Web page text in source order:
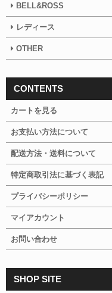
BELL&ROSS
レディース
OTHER
CONTENTS
カートを見る
お支払い方法について
配送方法・送料について
特定商取引法に基づく表記
プライバシーポリシー
マイアカウント
お問い合わせ
SHOP SITE